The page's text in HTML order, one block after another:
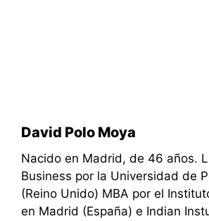
David Polo Moya
Nacido en Madrid, de 46 años.
Business por la Universidad de
(Reino Unido) MBA por el
en Madrid (España) e Indian